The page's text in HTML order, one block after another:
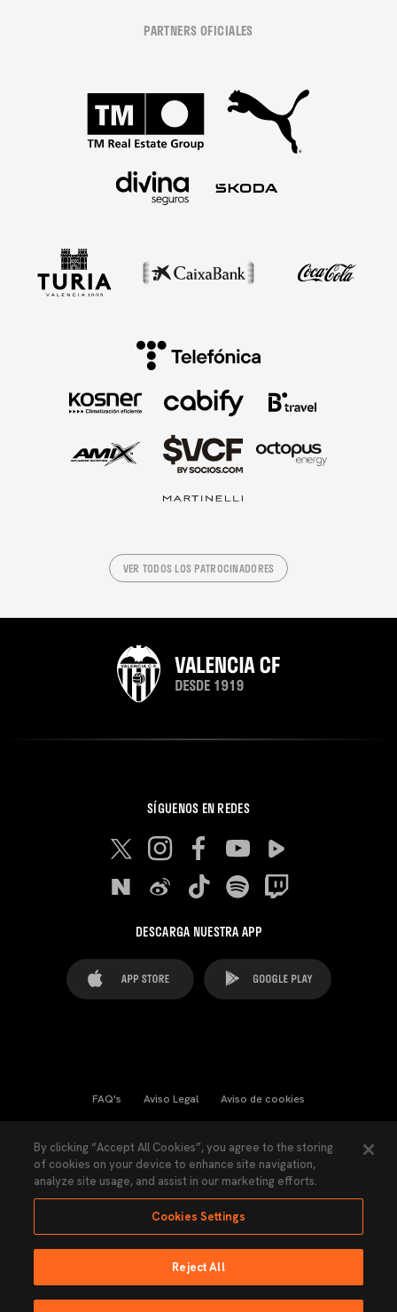
PARTNERS OFICIALES
VER TODOS LOS PATROCINADORES
SÍGUENOS EN REDES
DESCARGA NUESTRA APP
FAQ's Aviso Legal Aviso de cookies
Ley Transparencia Política de Privacidad
Accesibilidad
Ninguna parte de esta página puede ser reproducida sin el permiso del Valencia
By clicking “Accept All Cookies”, you agree to the storing
of cookies on your device to enhance site navigation,
analyze site usage, and assist in our marketing efforts.
Cookies Settings
Reject All